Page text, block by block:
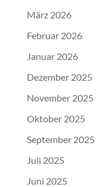
März 2026
Februar 2026
Januar 2026
Dezember 2025
November 2025
Oktober 2025
September 2025
Juli 2025
Juni 2025